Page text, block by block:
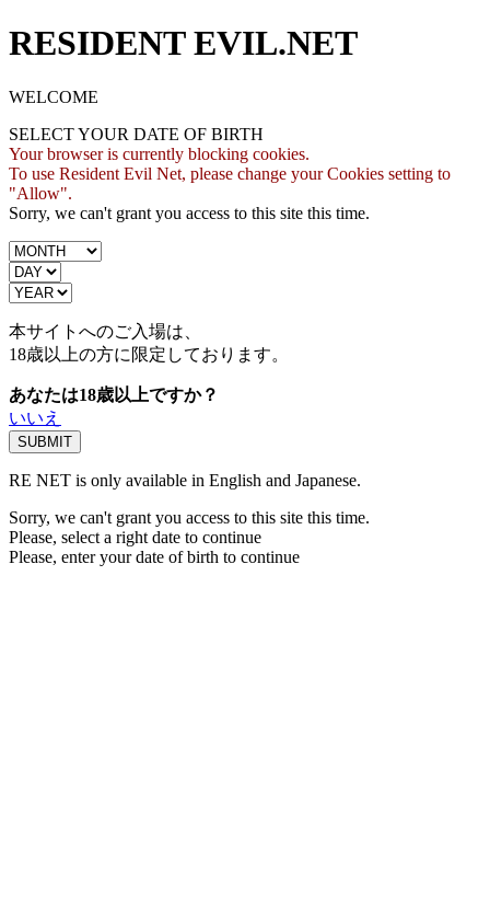
RESIDENT EVIL.NET
WELCOME
SELECT YOUR DATE OF BIRTH
Your browser is currently blocking cookies.
To use Resident Evil Net, please change your Cookies setting to
"Allow".
Sorry, we can't grant you access to this site this time.
本サイトへのご入場は、
18歳以上の方に限定しております。
あなたは18歳以上ですか？
いいえ
RE NET is only available in English and Japanese.
Sorry, we can't grant you access to this site this time.
Please, select a right date to continue
Please, enter your date of birth to continue